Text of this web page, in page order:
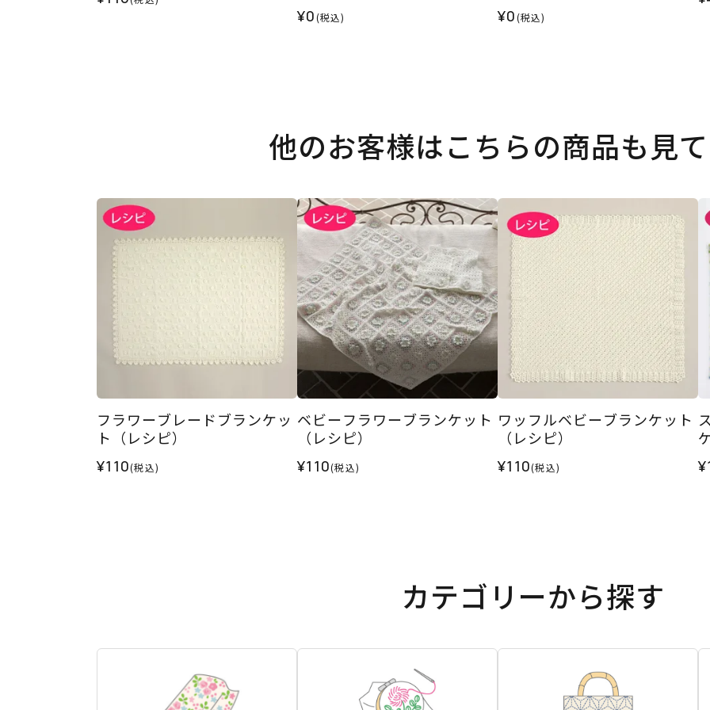
¥0(税込) ¥0(税込)
他のお客様はこちらの商品も見
フラワーブレードブランケッ
ト（レシピ）
¥110(税込)
ベビーフラワーブランケット
（レシピ）
¥110(税込)
ワッフルベビーブランケット
（レシピ）
¥110(税込)
カテゴリーから探す